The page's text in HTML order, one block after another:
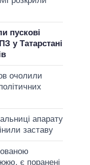
пускові
у Татарстані
очолили
апарату
заставу
є поранені